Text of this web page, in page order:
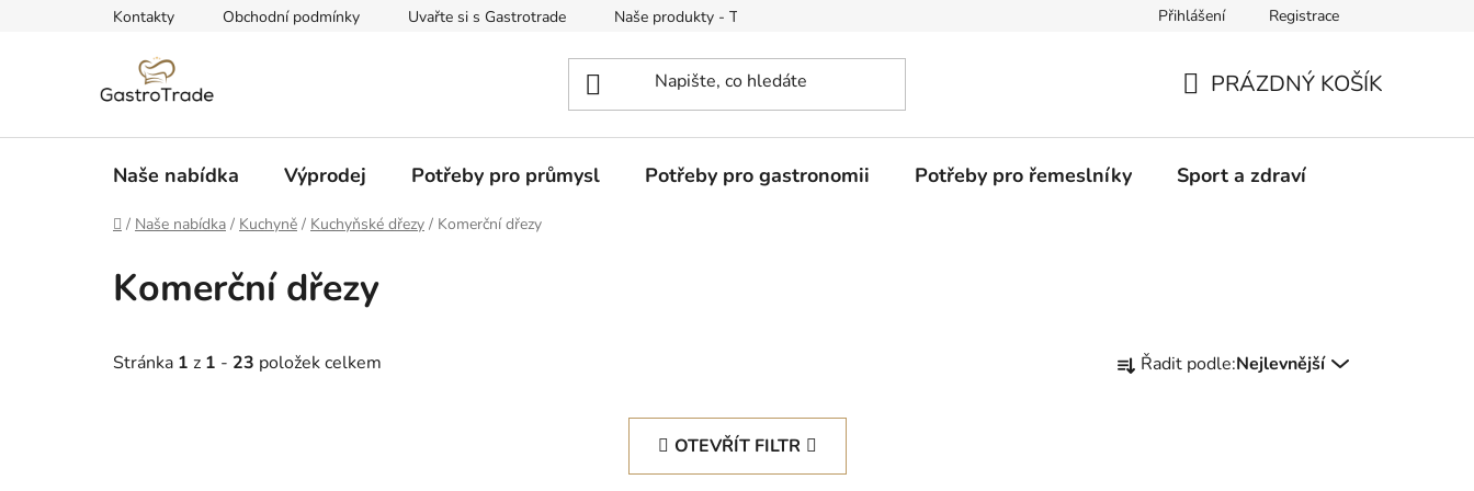
Kontakty Obchodní podmínky Uvařte si s Gastrotrade Naše produkty - Tipy a triky Přihlášení Registrace
KOŠÍK
PRÁZDNÝ KOŠÍK
Naše nabídka Výprodej Potřeby pro průmysl Potřeby pro gastronomii Potřeby pro řemeslníky Sport a zdraví
Domů
/ Naše nabídka / Kuchyně / Kuchyňské dřezy / Komerční dřezy
Komerční dřezy
Stránka 1 z 1 - 23 položek celkem
a Řadit podle:Nejlevnější
OTEVŘÍT FILTR